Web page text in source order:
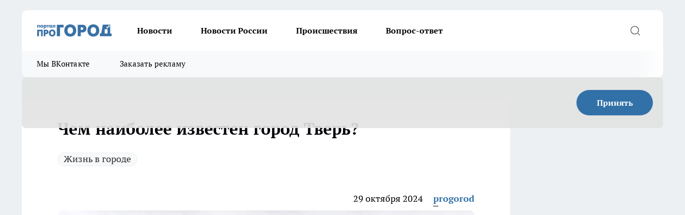
Новости Новости России Происшествия Вопрос-ответ
Мы ВКонтакте Заказать рекламу
Принять
Чем наиболее известен город Тверь?
Жизнь в городе
29 октября 2024 progorod